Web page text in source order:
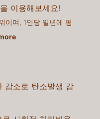
이용해보세요!​
이며, 1인당 일년에 평
감소로 탄소발생 감